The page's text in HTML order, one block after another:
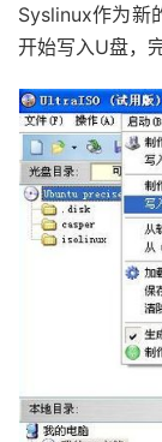
Syslinux作为新
开始写入U盘，